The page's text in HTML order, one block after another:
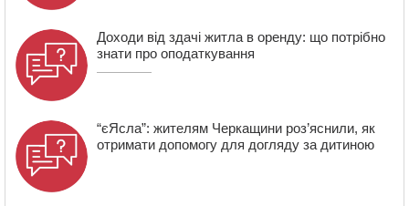
Доходи від здачі житла в оренду: що потрібно
знати про оподаткування
“єЯсла”: жителям Черкащини роз’яснили, як
отримати допомогу для догляду за дитиною